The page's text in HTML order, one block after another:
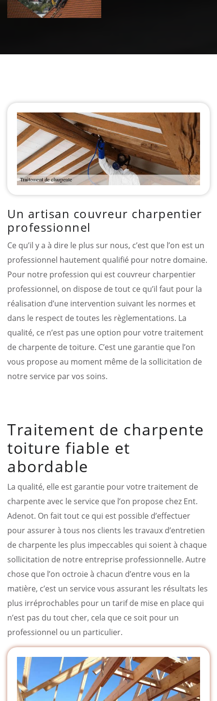
Un artisan couvreur charpentier
professionnel
Ce qu’il y a à dire le plus sur nous, c’est que l’on est un
professionnel hautement qualifié pour notre domaine.
Pour notre profession qui est couvreur charpentier
professionnel, on dispose de tout ce qu’il faut pour la
réalisation d’une intervention suivant les normes et
dans le respect de toutes les règlementations. La
qualité, ce n’est pas une option pour votre traitement
de charpente de toiture. C’est une garantie que l’on
vous propose au moment même de la sollicitation de
notre service par vos soins.
Traitement de charpente
toiture fiable et
abordable
La qualité, elle est garantie pour votre traitement de
charpente avec le service que l’on propose chez Ent.
Adenot. On fait tout ce qui est possible d’effectuer
pour assurer à tous nos clients les travaux d’entretien
de charpente les plus impeccables qui soient à chaque
sollicitation de notre entreprise professionnelle. Autre
chose que l’on octroie à chacun d’entre vous en la
matière, c’est un service vous assurant les résultats les
plus irréprochables pour un tarif de mise en place qui
n’est pas du tout cher, cela que ce soit pour un
professionnel ou un particulier.